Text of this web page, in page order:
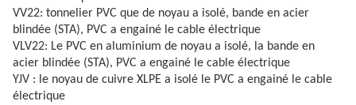
VV22: tonnelier PVC que de noyau a isolé, bande en acier
blindée (STA), PVC a engainé le cable électrique
VLV22: Le PVC en aluminium de noyau a isolé, la bande en
acier blindée (STA), PVC a engainé le cable électrique
YJV : le noyau de cuivre XLPE a isolé le PVC a engainé le cable
électrique